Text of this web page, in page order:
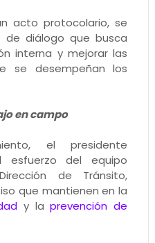
acto protocolario, se
de diálogo que busca
interna y mejorar las
se desempeñan los
en campo
el presidente
esfuerzo del equipo
de Tránsito,
que mantienen en la
y laprevención de